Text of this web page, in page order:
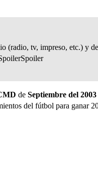
(radio, tv, impreso, etc.) y
de Septiembre del 2003
del fútbol para ganar